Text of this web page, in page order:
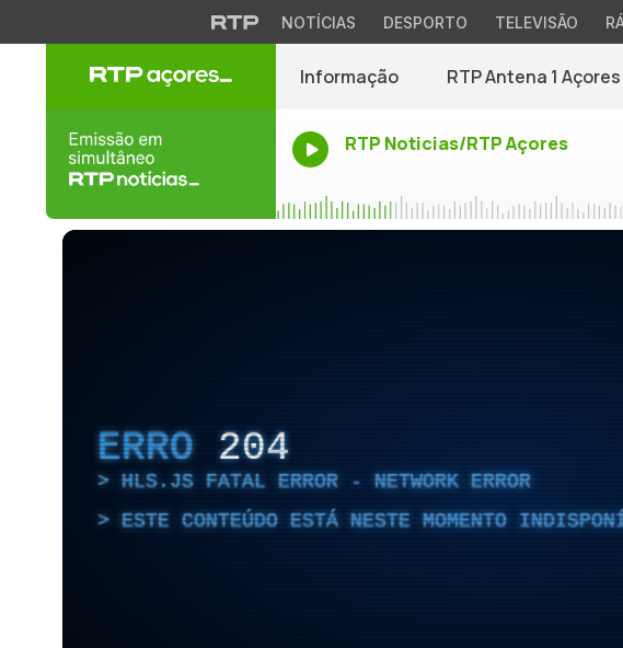
NOTÍCIAS DESPORTO TELEVISÃO
Informação RTP Antena 1 Açores
RTP Noticias/RTP Açores
ERRO 204
HLS.JS FATAL ERROR - NETWORK ERROR
ESTE CONTEÚDO ESTÁ NESTE MOMENTO